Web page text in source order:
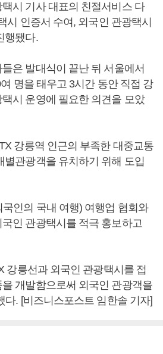
시 기사 대표의 친절서비스 다
시 인증서 수여, 외국인 관광택시
행됐다.
은 발대식이 끝난 뒤 서울에서
명을 태우고 3시간 동안 직접 강
시 운영에 필요한 의견을 모았
강릉역 인근의 부족한 대중교통
별관광객을 유치하기 위해 도입
인의 국내 여행) 여행업 협회와
인 관광택시를 적극 홍보하고
강릉선과 외국인 관광택시를 접
개발함으로써 외국인 관광객을
다. [비즈니스포스트 임한솔 기자]